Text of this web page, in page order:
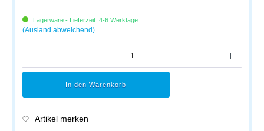
Lagerware - Lieferzeit: 4-6 Werktage
(Ausland abweichend)
In den Warenkorb
Artikel merken